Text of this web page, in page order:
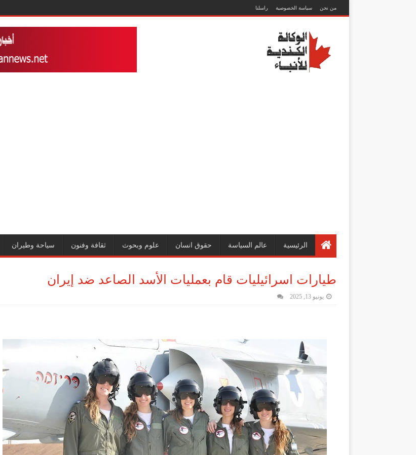
من نحن سياسة الخصوصية راسلنا
الرئيسية عالم السياسة حقوق انسان علوم وبحوث ثقافة وفنون سياحة وطيران
طيارات اسرائيليات قام بعمليات الأسد الصاعد ضد إيران
يونيو 13, 2025